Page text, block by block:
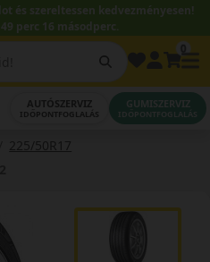
és szereltessen kedvezményesen!
perc 15 másodperc.
AUTÓSZERVIZ
IDŐPONTFOGLALÁS
GUMISZERVIZ
IDŐPONTFOGLALÁS
225/50R17